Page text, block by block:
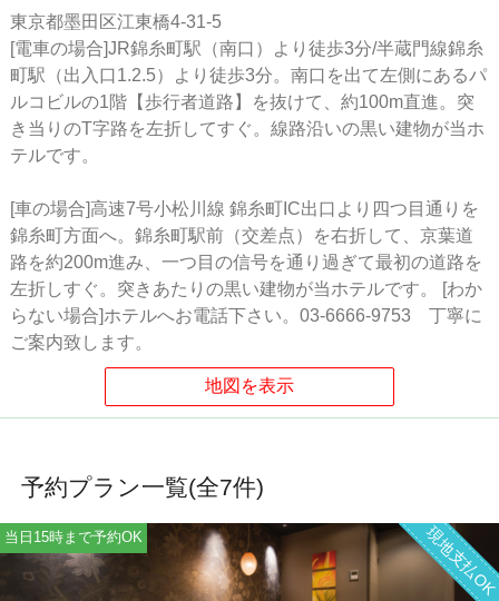
東京都墨田区江東橋4-31-5
[電車の場合]JR錦糸町駅（南口）より徒歩3分/半蔵門線錦糸
町駅（出入口1.2.5）より徒歩3分。南口を出て左側にあるパ
ルコビルの1階【歩行者道路】を抜けて、約100m直進。突
き当りのT字路を左折してすぐ。線路沿いの黒い建物が当ホ
テルです。
[車の場合]高速7号小松川線 錦糸町IC出口より四つ目通りを
錦糸町方面へ。錦糸町駅前（交差点）を右折して、京葉道
路を約200m進み、一つ目の信号を通り過ぎて最初の道路を
左折しすぐ。突きあたりの黒い建物が当ホテルです。 [わか
らない場合]ホテルへお電話下さい。03-6666-9753 丁寧に
ご案内致します。
予約プラン一覧(全7件)
現地支払OK
当日15時まで予約OK